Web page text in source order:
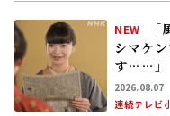
NEW
シマケ
す……」
2026.08.07
連続テレビ